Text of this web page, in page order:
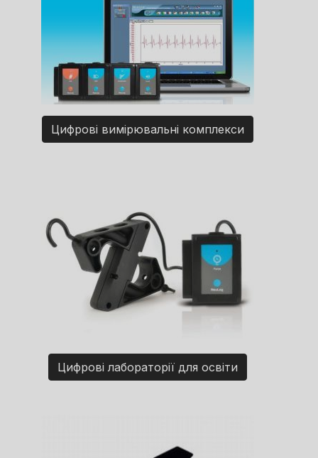
Цифрові вимірювальні комплекси
Цифрові лабораторії для освіти